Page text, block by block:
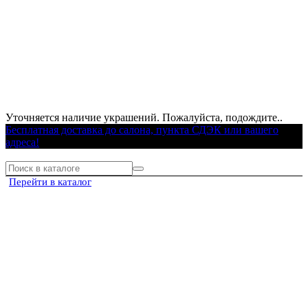
Уточняется наличие украшений. Пожалуйста, подождите..
Бесплатная доставка до салона, пункта СДЭК или вашего
адреса!
Перейти в каталог